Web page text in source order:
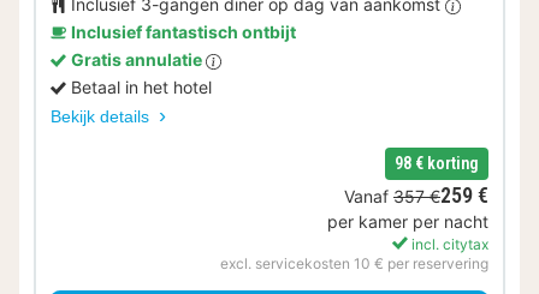
Inclusief fantastisch ontbijt
Gratis annulatie
Betaal in het hotel
Bekijk details
98 € korting
Vanaf 357 €259 €
per kamer per nacht
incl. citytax
excl. servicekosten 10 € per reservering